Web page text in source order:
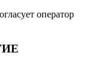
оператор